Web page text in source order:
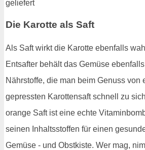
Die Karotte als Saft
Als Saft wirkt die Karotte ebenfalls
Entsafter behält das Gemüse
Nährstoffe, die man beim Genuss von
gepressten Karottensaft schnell zu
orange Saft ist eine echte
seinen Inhaltsstoffen für einen
Gemüse - und Obstkiste. Wer mag,